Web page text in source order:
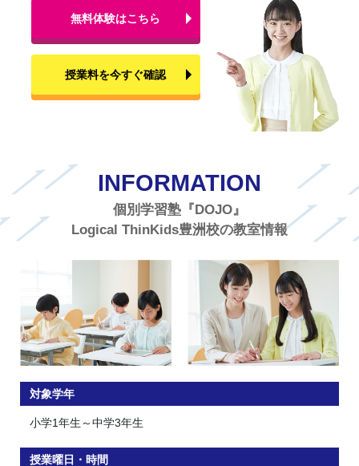
無料体験はこちら
授業料を今すぐ確認
INFORMATION
個別学習塾『DOJO』
Logical ThinKids豊洲校の教室情報
対象学年
小学1年生～中学3年生
授業曜日・時間